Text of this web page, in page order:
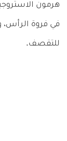
هرمون
في فروة الرأس،
للتقصف.